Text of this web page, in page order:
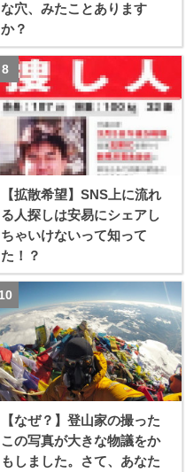
な穴、みたことあります
か？
【拡散希望】SNS上に流れ
る人探しは安易にシェアし
ちゃいけないって知って
た！？
【なぜ？】登山家の撮った
この写真が大きな物議をか
もしました。さて、あなた